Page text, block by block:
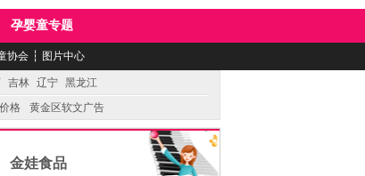
孕婴童专题
协会 ┆ 图片中心
吉林 辽宁 黑龙江
格 黄金区软文广告
金娃食品